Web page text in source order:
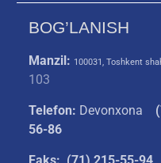
BOG’LANISH
Manzil: 100031, Toshkent
103
Telefon: Devonxona (
56-86
Faks: (71) 215-55-94